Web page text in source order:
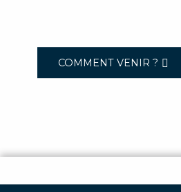
COMMENT VENIR ?